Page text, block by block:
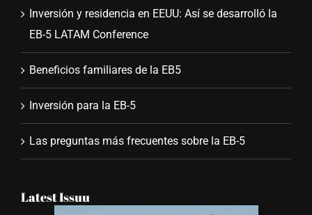
Inversión y residencia en EEUU: Así se desarrolló la
EB-5 LATAM Conference
Beneficios familiares de la EB5
Inversión para la EB-5
Las preguntas más frecuentes sobre la EB-5
Latest Issuu